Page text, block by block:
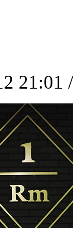
21:01